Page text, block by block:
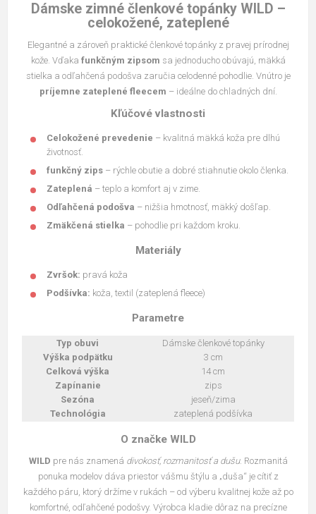
Dámske zimné členkové topánky WILD –
celokožené, zateplené
Elegantné a zároveň praktické členkové topánky z pravej prírodnej
kože. Vďaka funkčným zipsom sa jednoducho obúvajú, mäkká
stielka a odľahčená podošva zaručia celodenné pohodlie. Vnútro je
príjemne zateplené fleecem – ideálne do chladných dní.
Kľúčové vlastnosti
Celokožené prevedenie – kvalitná mäkká koža pre dlhú
životnosť.
funkčný zips – rýchle obutie a dobré stiahnutie okolo členka.
Zateplená – teplo a komfort aj v zime.
Odľahčená podošva – nižšia hmotnosť, mäkký došľap.
Zmäkčená stielka – pohodlie pri každom kroku.
Materiály
Zvršok: pravá koža
Podšívka: koža, textil (zateplená fleece)
Parametre
Typ obuvi
Dámske členkové topánky
Výška podpätku
3 cm
Celková výška
14 cm
Zapínanie
zips
Sezóna
jeseň/zima
Technológia
zateplená podšívka
O značke WILD
WILD pre nás znamená divokosť, rozmanitosť a dušu. Rozmanitá
ponuka modelov dáva priestor vášmu štýlu a „duša“ je cítiť z
každého páru, ktorý držíme v rukách – od výberu kvalitnej kože až po
komfortné, odľahčené podošvy. Výrobca kladie dôraz na precízne